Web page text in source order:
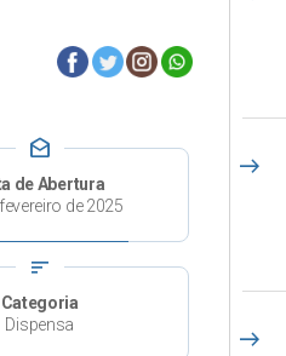
drafts
de Abertura
de 2025
sort
Categoria
Dispensa
east
east